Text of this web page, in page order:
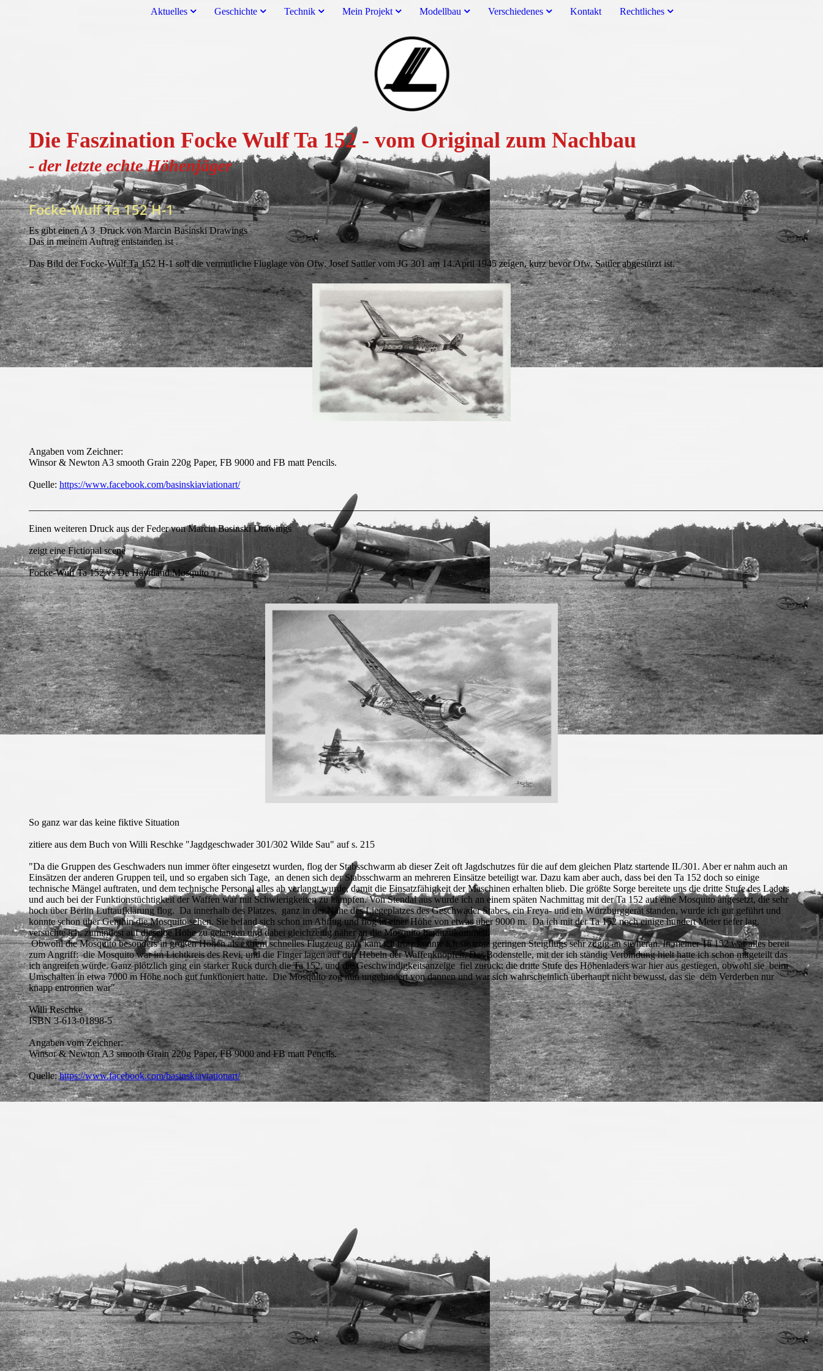
Aktuelles Geschichte Technik Mein Projekt Modellbau Verschiedenes Kontakt Rechtliches
Die Faszination Focke Wulf Ta 152 - vom Original zum Nachbau
- der letzte echte Höhenjäger
Focke-Wulf Ta 152 H-1
Es gibt einen A 3 Druck von Marcin Basinski Drawings
Das in meinem Auftrag entstanden ist .
Das Bild der Focke-Wulf Ta 152 H-1 soll die vermutliche Fluglage von Ofw. Josef Sattler vom JG 301 am 14.April 1945 zeigen, kurz bevor Ofw. Sattler abgestürzt ist.
Angaben vom Zeichner:
Winsor & Newton A3 smooth Grain 220g Paper, FB 9000 and FB matt Pencils.
Quelle: https://www.facebook.com/basinskiaviationart/
Einen weiteren Druck aus der Feder von Marcin Basinski Drawings
zeigt eine Fictional scene
Focke-Wulf Ta 152 vs De Havilland Mosquito
So ganz war das keine fiktive Situation
zitiere aus dem Buch von Willi Reschke "Jagdgeschwader 301/302 Wilde Sau" auf s. 215
"Da die Gruppen des Geschwaders nun immer öfter eingesetzt wurden, flog der Stabsschwarm ab dieser Zeit oft Jagdschutzes für die auf dem gleichen Platz startende II./301. Aber er nahm auch an
Einsätzen der anderen Gruppen teil, und so ergaben sich Tage, an denen sich der Stabsschwarm an mehreren Einsätze beteiligt war. Dazu kam aber auch, dass bei den Ta 152 doch so einige
technische Mängel auftraten, und dem technische Personal alles ab verlangt wurde, damit die Einsatzfähigkeit der Maschinen erhalten blieb. Die größte Sorge bereitete uns die dritte Stufe des Laders
und auch bei der Funktionstüchtigkeit der Waffen war mit Schwierigkeiten zu kämpfen. Von Stendal aus wurde ich an einem späten Nachmittag mit der Ta 152 auf eine Mosquito angesetzt, die sehr
hoch über Berlin Luftaufklärung flog. Da innerhalb des Platzes, ganz in der Nähe des Liegeplatzes des Geschwader Stabes, ein Freya- und ein Würzburggerät standen, wurde ich gut geführt und
konnte schon über Genthin die Mosquito sehen. Sie befand sich schon im Abflug und flog in einer Höhe von etwas über 9000 m. Da ich mit der Ta 152 noch einige hundert Meter tiefer lag,
versuchte ich, zumindest auf dieselbe Höhe zu gelangen und dabei gleichzeitig näher an die Mosquito heranzukommen.
Obwohl die Mosquito besonders in großen Höhen als extrem schnelles Flugzeug galt, kam ich trotz konnte ich sie trotz geringen Steigflugs sehr zügig an sie heran. In meiner Ta 152 war alles bereit
zum Angriff: die Mosquito war im Lichtkreis des Revi, und die Finger lagen auf den Hebeln der Waffenknöpfen. Der Bodenstelle, mit der ich ständig Verbindung hielt hatte ich schon mitgeteilt das
ich angreifen würde. Ganz plötzlich ging ein starker Ruck durch die Ta 152, und die Geschwindigkeitsanzeige fiel zurück: die dritte Stufe des Höhenladers war hier aus gestiegen, obwohl sie beim
Umschalten in etwa 7000 m Höhe noch gut funktioniert hatte. Die Mosquito zog nun ungehindert von dannen und war sich wahrscheinlich überhaupt nicht bewusst, das sie dem Verderben nur
knapp entronnen war"
Willi Reschke
ISBN 3-613-01898-5
Angaben vom Zeichner:
Winsor & Newton A3 smooth Grain 220g Paper, FB 9000 and FB matt Pencils.
Quelle:https://www.facebook.com/basinskiaviationart/